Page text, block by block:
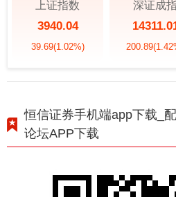
上证指数
3940.04
39.69(1.02%)
深证成指
200.89
恒信证券手机端app下载_
论坛APP下载